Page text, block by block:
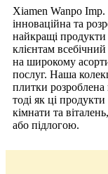
Xiamen Wanpo
інноваційна та
найкращі
клієнтам всебічний
на широкому
послуг. Наша
плитки розроблена
тоді як ці продукти
кімнати та
або підлогою.